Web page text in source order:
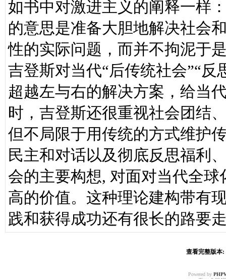
如书中对激进主义的阐释一样
的意思是准备大胆地解决社会
性的实际问题，而并不拘泥于
吉登斯对当代“后传统社会”“
超越左与右的解决方案，给当
时，吉登斯还很重视社会团结
但不局限于用传统的方式维护
民主和对话以及彻底反思福利
会的主要构想, 对面对当代全
高的价值。这种理论建构带有
践和获得成功还有很长的路要
查看完整版本
Powered by